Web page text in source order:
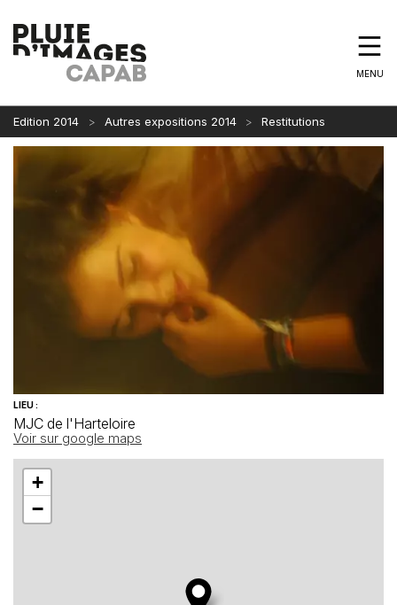
MENU
Edition 2014 Autres expositions 2014 Restitutions
LIEU :
MJC de l'Harteloire
Voir sur google maps
+
−